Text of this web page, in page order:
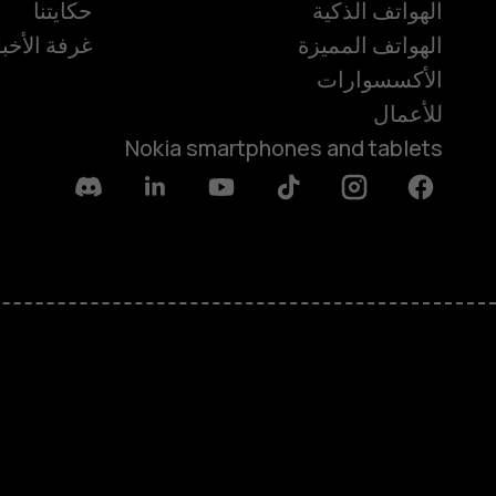
الهواتف الذكية
الهواتف المميزة
الأكسسوارات
للأعمال
Nokia smartphones and tablets
حكايتنا
غرفة
Facebook
Instagram
Tiktok
Youtube
Linkedin
Discord